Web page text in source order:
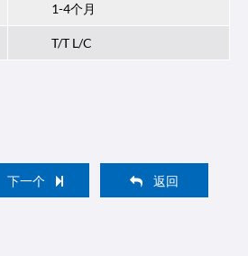
1-4个月
T/T L/C
下一个 返回